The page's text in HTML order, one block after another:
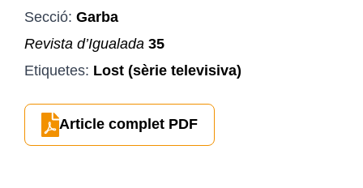
Secció: Garba
Revista d’Igualada 35
Etiquetes: Lost (sèrie televisiva)
Article complet PDF